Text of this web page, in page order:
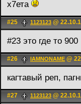
х7ета
#25 1123123 @
#23 это где то
#26 IAMNONAME @
кагтавый реп,
#27 1123123 @